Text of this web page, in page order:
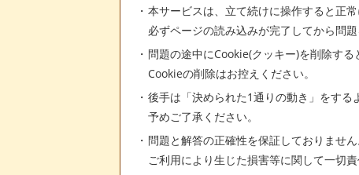
本サービスは、立て続けに操作すると正
必ずページの読み込みが完了してから問
問題の途中にCookie(クッキー)を削除する
Cookieの削除はお控えください。
後手は「決められた1通りの動き」をする
予めご了承ください。
問題と解答の正確性を保証しておりません
ご利用により生じた損害等に関して一切責